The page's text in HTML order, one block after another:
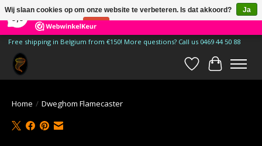
185 Reviews ×
Free shipping in Belgium from €150! More questions? Call us 0469 44 50 88
Verlanglijst
Home / Dweghom Flamecaster
Wij slaan cookies op om onze website te verbeteren. Is dat akkoord?
Ja
Nee